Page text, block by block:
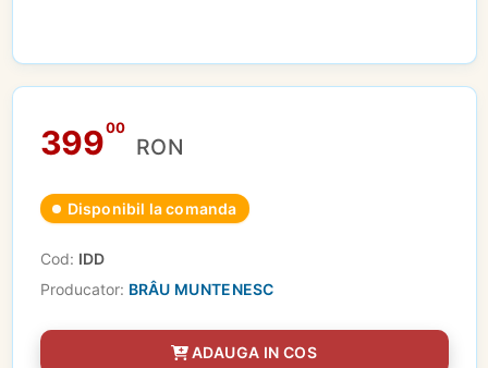
39900
RON
Disponibil la comanda
Cod: IDD
Producator: BRÂU MUNTENESC
ADAUGA IN COS